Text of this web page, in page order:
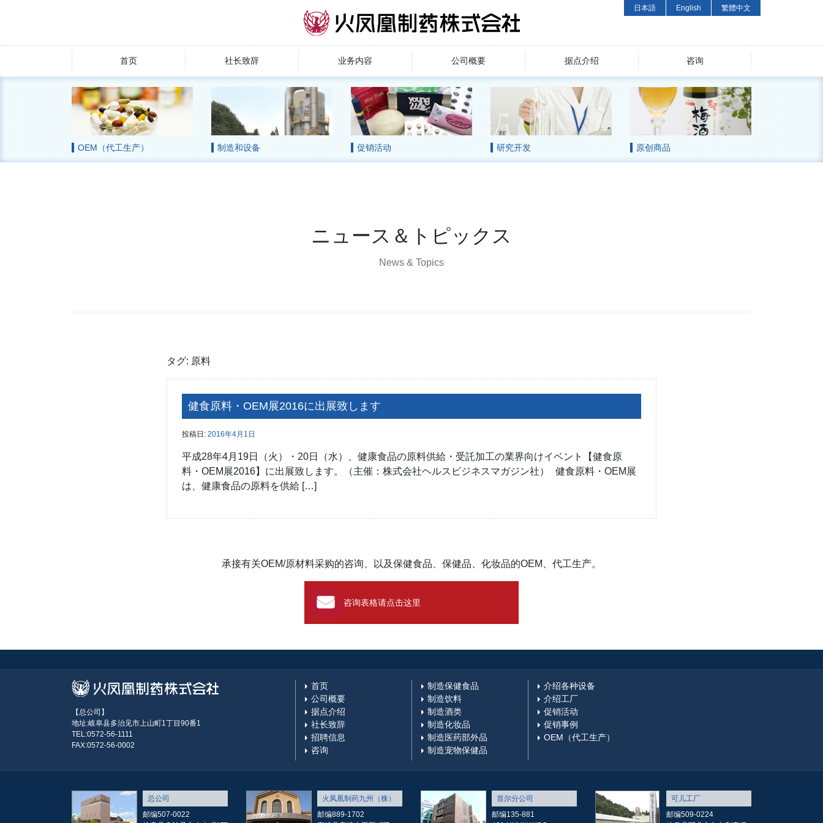
日本語 English 繁體中文
首页 社长致辞 业务内容 公司概要 据点介绍 咨询
OEM（代工生产） 制造和设备 促销活动 研究开发 原创商品
ニュース＆トピックス
News & Topics
タグ: 原料
健食原料・OEM展2016に出展致します
投稿日: 2016年4月1日
平成28年4月19日（火）・20日（水）、健康食品の原料供給・受託加工の業界向けイベント【健食原
料・OEM展2016】に出展致します。（主催：株式会社ヘルスビジネスマガジン社） 健食原料・OEM展
は、健康食品の原料を供給 […]
承接有关OEM/原材料采购的咨询、以及保健食品、保健品、化妆品的OEM、代工生产。
咨询表格请点击这里
【总公司】
地址:岐阜县多治见市上山町1丁目90番1
TEL:0572-56-1111
FAX:0572-56-0002
首页
公司概要
据点介绍
社长致辞
招聘信息
咨询
制造保健食品
制造饮料
制造酒类
制造化妆品
制造医药部外品
制造宠物保健品
介绍各种设备
介绍工厂
促销活动
促销事例
OEM（代工生产）
总公司
邮编507-0022
火凤凰制药九州（株）
邮编889-1702
首尔分公司
邮编135-881
可儿工厂
邮编509-0224